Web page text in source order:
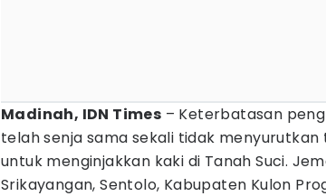
Madinah, IDN Times – Keterbatasan
telah senja sama sekali tidak menyurutkan
untuk menginjakkan kaki di Tanah Suci.
Srikayangan, Sentolo, Kabupaten Kulon